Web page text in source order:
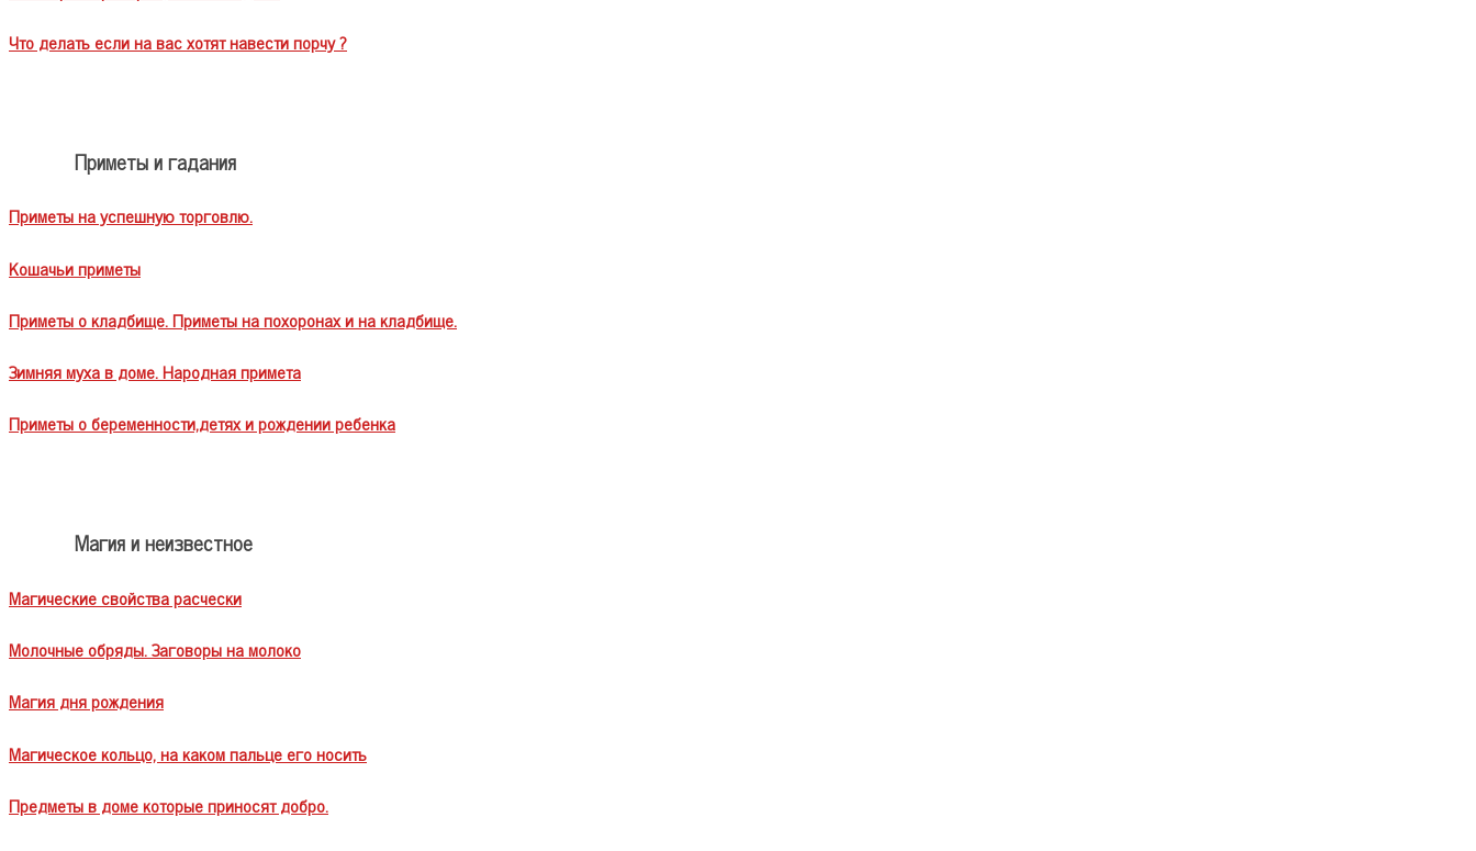
Что делать если на вас хотят навести порчу ?
Приметы и гадания
Приметы на успешную торговлю.
Кошачьи приметы
Приметы о кладбище. Приметы на похоронах и на кладбище.
Зимняя муха в доме. Народная примета
Приметы о беременности,детях и рождении ребенка
Магия и неизвестное
Магические свойства расчески
Молочные обряды. Заговоры на молоко
Магия дня рождения
Магическое кольцо, на каком пальце его носить
Предметы в доме которые приносят добро.